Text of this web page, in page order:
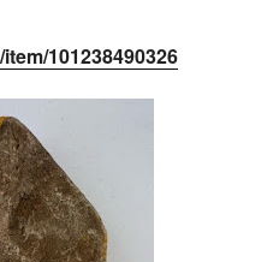
101238490326